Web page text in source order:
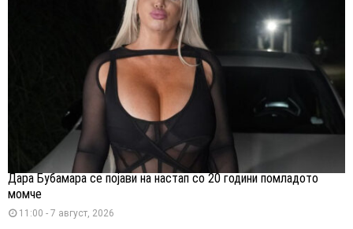
Дара Бубамара се појави на настап со 20 години помладото
момче
11:00 - 7 август, 2026